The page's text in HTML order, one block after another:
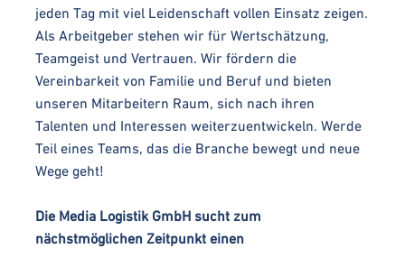
jeden Tag mit viel Leidenschaft vollen Einsatz zeigen.
Als Arbeitgeber stehen wir für Wertschätzung,
Teamgeist und Vertrauen. Wir fördern die
Vereinbarkeit von Familie und Beruf und bieten
unseren Mitarbeitern Raum, sich nach ihren
Talenten und Interessen weiterzuentwickeln. Werde
Teil eines Teams, das die Branche bewegt und neue
Wege geht!
Die Media Logistik GmbH sucht zum
nächstmöglichen Zeitpunkt einen